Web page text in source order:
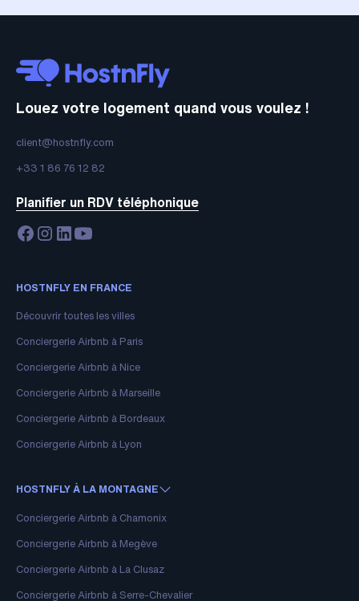
Louez votre logement quand vous voulez !
client@hostnfly.com
+33 1 86 76 12 82
Planifier un RDV téléphonique
HOSTNFLY EN FRANCE
Découvrir toutes les villes
Conciergerie Airbnb à Paris
Conciergerie Airbnb à Nice
Conciergerie Airbnb à Marseille
Conciergerie Airbnb à Bordeaux
Conciergerie Airbnb à Lyon
HOSTNFLY À LA MONTAGNE
Conciergerie Airbnb à Chamonix
Conciergerie Airbnb à Megève
Conciergerie Airbnb à La Clusaz
Conciergerie Airbnb à Serre-Chevalier